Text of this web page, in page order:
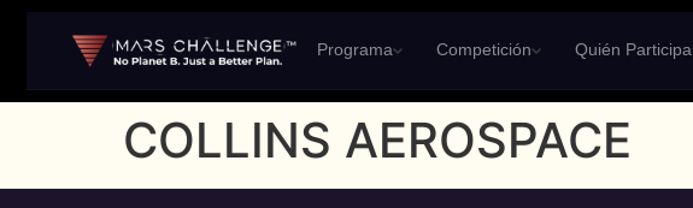
Programa Competición Quién Participa
COLLINS AEROSPACE